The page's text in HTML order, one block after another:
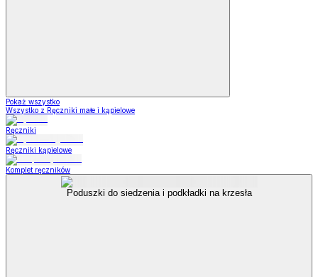
Pokaż wszystko
Wszystko z Ręczniki małe i kąpielowe
Ręczniki
Ręczniki kąpielowe
Komplet ręczników
Poduszki do siedzenia i podkładki na krzesła